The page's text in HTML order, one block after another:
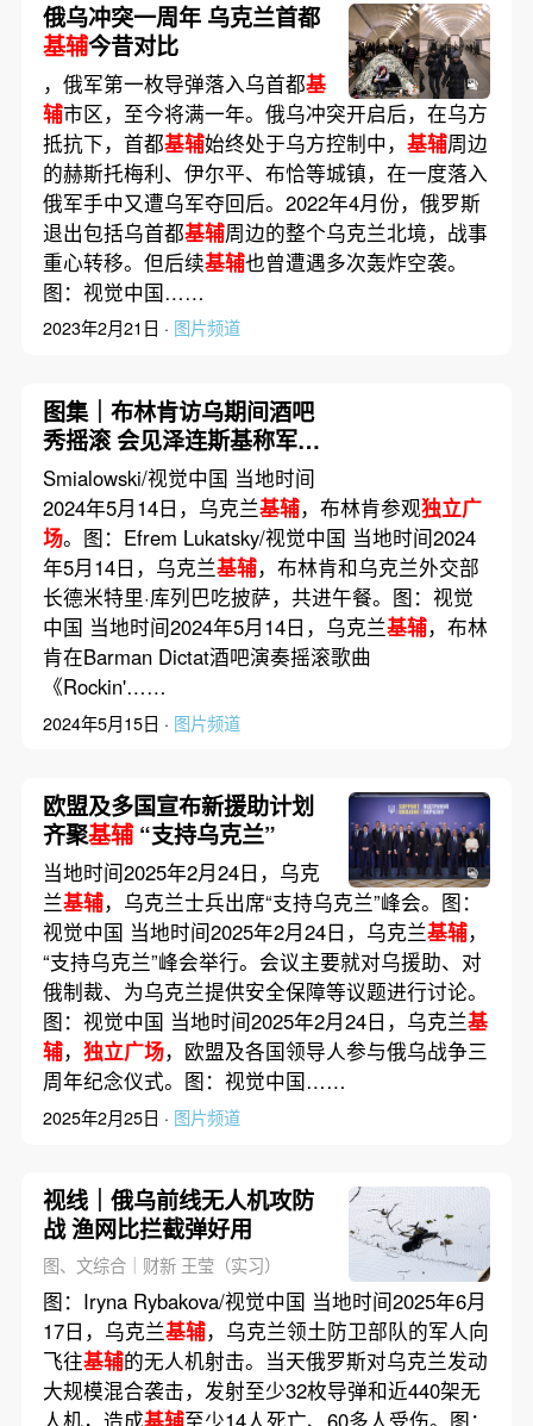
俄乌冲突一周年 乌克兰首都
基辅今昔对比
，俄军第一枚导弹落入乌首都基
辅市区，至今将满一年。俄乌冲突开启后，在乌方
抵抗下，首都基辅始终处于乌方控制中， 基辅周边
的赫斯托梅利、伊尔平、布恰等城镇，在一度落入
俄军手中又遭乌军夺回后。2022年4月份，俄罗斯
退出包括乌首都基辅周边的整个乌克兰北境，战事
重心转移。但后续基辅也曾遭遇多次轰炸空袭。
图：视觉中国……
2023年2月21日 · 图片频道
图集｜布林肯访乌期间酒吧
秀摇滚 会见泽连斯基称军援
“在路上”
Smialowski/视觉中国 当地时间
2024年5月14日，乌克兰基辅，布林肯参观独立广
场。图：Efrem Lukatsky/视觉中国 当地时间2024
年5月14日，乌克兰基辅，布林肯和乌克兰外交部
长德米特里·库列巴吃披萨，共进午餐。图：视觉
中国 当地时间2024年5月14日，乌克兰基辅，布林
肯在Barman Dictat酒吧演奏摇滚歌曲
《Rockin'……
2024年5月15日 · 图片频道
欧盟及多国宣布新援助计划
齐聚基辅“支持乌克兰”
当地时间2025年2月24日，乌克
兰基辅，乌克兰士兵出席“支持乌克兰”峰会。图：
视觉中国 当地时间2025年2月24日，乌克兰基辅，
“支持乌克兰”峰会举行。会议主要就对乌援助、对
俄制裁、为乌克兰提供安全保障等议题进行讨论。
图：视觉中国 当地时间2025年2月24日，乌克兰基
辅， 独立广场，欧盟及各国领导人参与俄乌战争三
周年纪念仪式。图：视觉中国……
2025年2月25日 · 图片频道
视线｜俄乌前线无人机攻防
战 渔网比拦截弹好用
图、文综合｜财新 王莹（实习）
图：Iryna Rybakova/视觉中国 当地时间2025年6月
17日，乌克兰基辅，乌克兰领土防卫部队的军人向
飞往基辅的无人机射击。当天俄罗斯对乌克兰发动
大规模混合袭击，发射至少32枚导弹和近440架无
人机，造成基辅至少14人死亡、60多人受伤。图：